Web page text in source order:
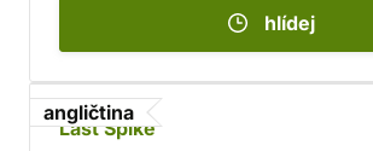
hlídej
angličtina
Last Spike